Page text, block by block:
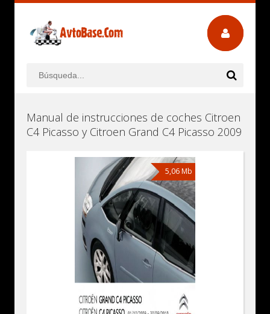
Manual de instrucciones de coches Citroen
C4 Picasso y Citroen Grand C4 Picasso 2009
5,06 Mb